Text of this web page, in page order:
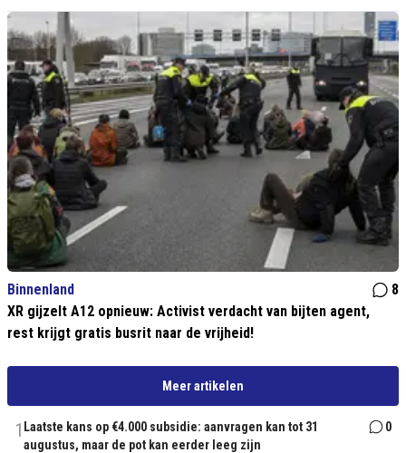
Binnenland
8
XR gijzelt A12 opnieuw: Activist verdacht van bijten agent,
rest krijgt gratis busrit naar de vrijheid!
Meer artikelen
1 Laatste kans op €4.000 subsidie: aanvragen kan tot 31
augustus, maar de pot kan eerder leeg zijn
0